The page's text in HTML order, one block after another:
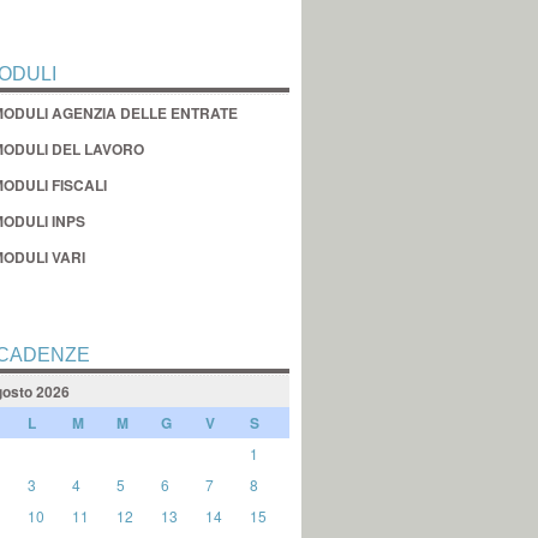
AGENZIA DELLE ENTRATE
DEL LAVORO
FISCALI
INPS
VARI
2026
L M M G V S
1
3 4 5 6 7
8
10 11 12 13 14
15